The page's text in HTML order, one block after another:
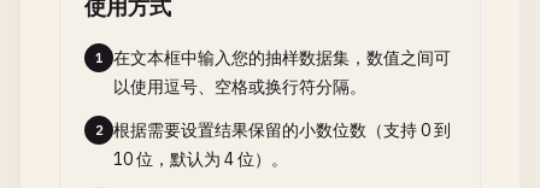
使用方式
1
在文本框中输入您的抽样数据集，数值之间可
以使用逗号、空格或换行符分隔。
2
根据需要设置结果保留的小数位数（支持 0 到
10 位，默认为 4 位）。